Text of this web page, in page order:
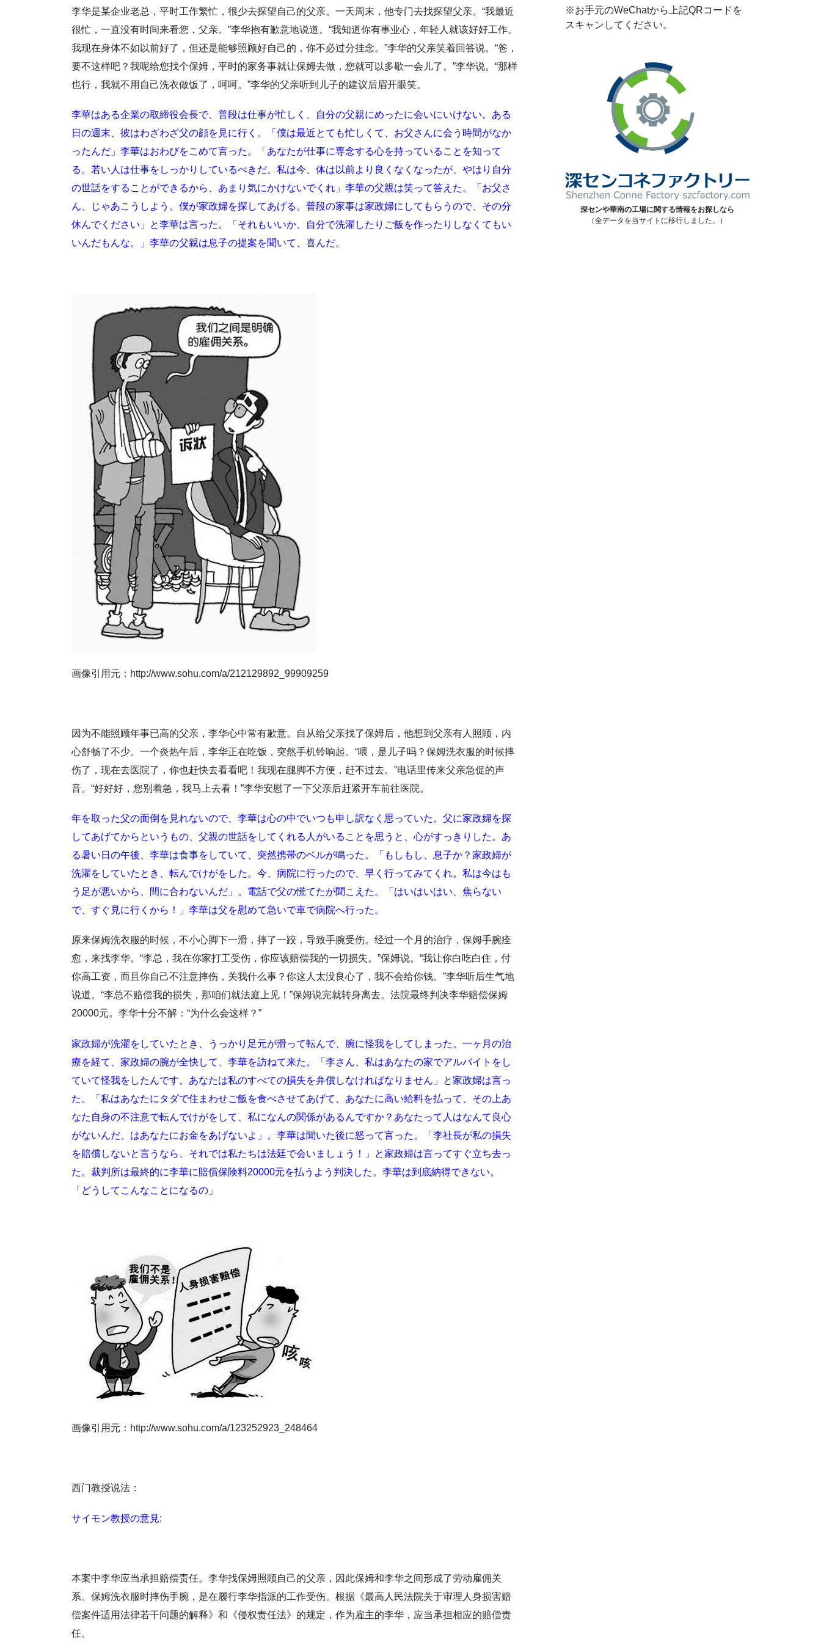
李华是某企业老总，平时工作繁忙，很少去探望自己的父亲。一天周末，他专门去找探望父亲。“我最近
很忙，一直没有时间来看您，父亲。”李华抱有歉意地说道。“我知道你有事业心，年轻人就该好好工作。
我现在身体不如以前好了，但还是能够照顾好自己的，你不必过分挂念。”李华的父亲笑着回答说。“爸，
要不这样吧？我呢给您找个保姆，平时的家务事就让保姆去做，您就可以多歇一会儿了。”李华说。“那样
也行，我就不用自己洗衣做饭了，呵呵。”李华的父亲听到儿子的建议后眉开眼笑。
李華はある企業の取締役会長で、普段は仕事が忙しく、自分の父親にめったに会いにいけない。ある
日の週末、彼はわざわざ父の顔を見に行く。「僕は最近とても忙しくて、お父さんに会う時間がなか
ったんだ」李華はおわびをこめて言った。「あなたが仕事に専念する心を持っていることを知って
る。若い人は仕事をしっかりしているべきだ。私は今、体は以前より良くなくなったが、やはり自分
の世話をすることができるから、あまり気にかけないでくれ」李華の父親は笑って答えた。「お父さ
ん、じゃあこうしよう。僕が家政婦を探してあげる。普段の家事は家政婦にしてもらうので、その分
休んでください」と李華は言った。「それもいいか、自分で洗濯したりご飯を作ったりしなくてもい
いんだもんな。」李華の父親は息子の提案を聞いて、喜んだ。
画像引用元：http://www.sohu.com/a/212129892_99909259
因为不能照顾年事已高的父亲，李华心中常有歉意。自从给父亲找了保姆后，他想到父亲有人照顾，内
心舒畅了不少。一个炎热午后，李华正在吃饭，突然手机铃响起。“喂，是儿子吗？保姆洗衣服的时候摔
伤了，现在去医院了，你也赶快去看看吧！我现在腿脚不方便，赶不过去。”电话里传来父亲急促的声
音。“好好好，您别着急，我马上去看！”李华安慰了一下父亲后赶紧开车前往医院。
年を取った父の面倒を見れないので、李華は心の中でいつも申し訳なく思っていた。父に家政婦を探
してあげてからというもの、父親の世話をしてくれる人がいることを思うと、心がすっきりした。あ
る暑い日の午後、李華は食事をしていて、突然携帯のベルが鳴った。「もしもし、息子か？家政婦が
洗濯をしていたとき、転んでけがをした。今、病院に行ったので、早く行ってみてくれ。私は今はも
う足が悪いから、間に合わないんだ」。電話で父の慌てたが聞こえた。「はいはいはい、焦らない
で、すぐ見に行くから！」李華は父を慰めて急いで車で病院へ行った。
原来保姆洗衣服的时候，不小心脚下一滑，摔了一跤，导致手腕受伤。经过一个月的治疗，保姆手腕痊
愈，来找李华。“李总，我在你家打工受伤，你应该赔偿我的一切损失。”保姆说。“我让你白吃白住，付
你高工资，而且你自己不注意摔伤，关我什么事？你这人太没良心了，我不会给你钱。”李华听后生气地
说道。“李总不赔偿我的损失，那咱们就法庭上见！”保姆说完就转身离去。法院最终判决李华赔偿保姆
20000元。李华十分不解：“为什么会这样？”
家政婦が洗濯をしていたとき、うっかり足元が滑って転んで、腕に怪我をしてしまった。一ヶ月の治
療を経て、家政婦の腕が全快して、李華を訪ねて来た。「李さん、私はあなたの家でアルバイトをし
ていて怪我をしたんです。あなたは私のすべての損失を弁償しなければなりません」と家政婦は言っ
た。「私はあなたにタダで住まわせご飯を食べさせてあげて、あなたに高い給料を払って、その上あ
なた自身の不注意で転んでけがをして、私になんの関係があるんですか？あなたって人はなんて良心
がないんだ、はあなたにお金をあげないよ」。李華は聞いた後に怒って言った。「李社長が私の損失
を賠償しないと言うなら、それでは私たちは法廷で会いましょう！」と家政婦は言ってすぐ立ち去っ
た。裁判所は最終的に李華に賠償保険料20000元を払うよう判決した。李華は到底納得できない。
「どうしてこんなことになるの」
画像引用元：http://www.sohu.com/a/123252923_248464
西门教授说法：
サイモン教授の意見:
本案中李华应当承担赔偿责任。李华找保姆照顾自己的父亲，因此保姆和李华之间形成了劳动雇佣关
系。保姆洗衣服时摔伤手腕，是在履行李华指派的工作受伤。根据《最高人民法院关于审理人身损害赔
偿案件适用法律若干问题的解释》和《侵权责任法》的规定，作为雇主的李华，应当承担相应的赔偿责
任。
※お手元のWeChatから上記QRコードを
スキャンしてください。
深センや華南の工場に関する情報をお探しなら
（全データを当サイトに移行しました。）